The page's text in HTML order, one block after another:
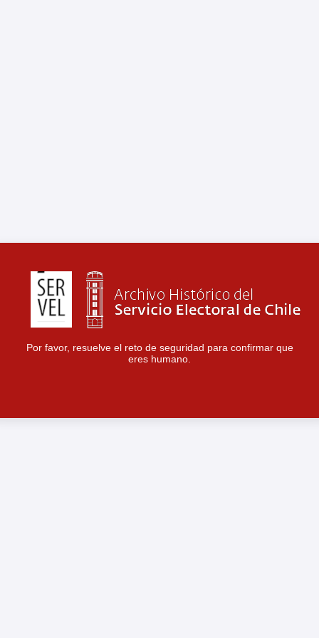
Por favor, resuelve el reto de seguridad para confirmar que
eres humano.